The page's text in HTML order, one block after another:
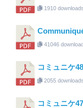
1910
41046
コミュニケ
2055
コミュニケ